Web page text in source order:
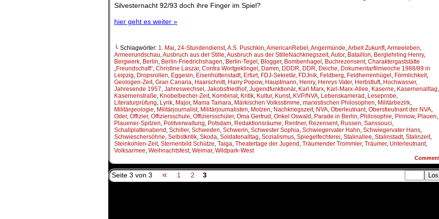
Silvesternacht 92/93 doch ihre Finger im Spiel?
hier geht es weiter »
└ Schlagwörter: 1. Mai, 24-Stundendienst,A.S. Puschkin,AmericanRebel ,Angermünde,Arbeit Zukunft,Armeeleben,
Armeerundschau,Ausbruch aus der Stille,Ausbruch aus der StilleNachkriegszeit,Autor, Bataillon, Berglehrling Henry,
Bergwerk, Berlin, Berlin-Friedrichshagen, Berlin-Tegel , Blogger, Bombenhagel , Buchrezensent, Charaktergaststätte
„Freundschaft“, Christine Laszar, Contra Wortgeklingel , Damm, DDDR, DDR, Deiche, Dokumentarfilmwoche 1988/89 in
Leipzig, Dropsrollen, Eggesin, Eisenhüttenstadt, Erfurt, FDJ-Sekretär, FDJnik, Feldberg, Feldherrenhügel , Förmlichkeit,
Geologen-Zeit, Gran Canaria, Haarschnitt, Harry Popow, Hauptmann, Henry, Henrys Vater, Herbstluft, Hochwasser,
Jahresende 1957, Jahreswechsel , Jakobsfriedhof, Jugendfunktionär, Karl Marx, Karl-Marx-Allee, Kaserne, Kasernenalltag,
Kasernenstraße, Knobelbecher-Zeit, Kombinat, Kritik, Kultur, Kunst, KVP/NVA, Lebenskamerad , Leseprobe,
Literaturprüfung, Lyrik, Major, Mama Tamara, Märkischen Volksstimme, marxistischen Philosophen, Militärbezirk,
Militärgeologie, Militärjournalist, Militärjournalisten, Motzen, Nachkriegszeit, NVA, Oberleutnant, Oberstleutnant der NVA,
Oder, Offizier, Offiziersschule, Offiziersschüler, Oma Gertrud , Onkel Oswald , Parade in Berlin, Philosophie, Pinnow, Plauen,
Plauener-Spitzen, Politverwaltung, Potsdam, Redaktionsräume, Rentner, Rezensent, Russen, Sanssouci,
Schallplattenabend , Schiller, Schweden, Schwerin, Schwester Sophia, Schwiegervater Hahn, Schwiegervater Hans,
Schwieschersöhne, Selbstkritik, Skoda, Soldatenalltag, Sozialismus, Spiegelfechterei, Stalinallee, Stalinstadt, Stalinzeit,
Steinkohlen-Zeit, Sternenbild Schütze, Taiga, Theatertage der Jugend , Träumender Trommler, Träumer, Unterleutnant,
Volksarmee, Weihnachtsfest, Weimar, Wildpark-West
Seite 3 von 3 « 1 2 3